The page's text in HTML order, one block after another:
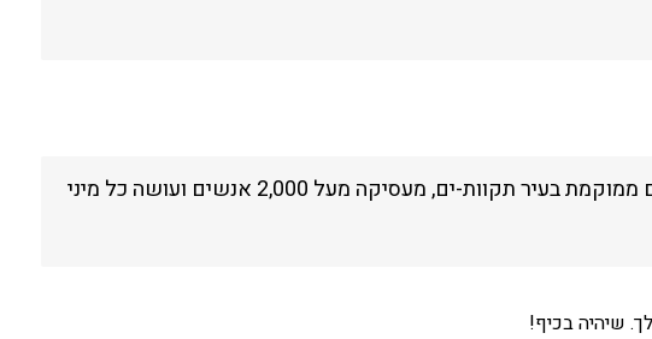
החברה א.א. שומדברים נוסדה בשנת 1971, והיא מספקת שומדברים איכותיים לציבור מאז. א.א. שומדברים ממוקמת בעיר תקוות-ים, מעסיקה מעל 2,000 אנשים ועושה כל מיני
שיהיה בכיף!